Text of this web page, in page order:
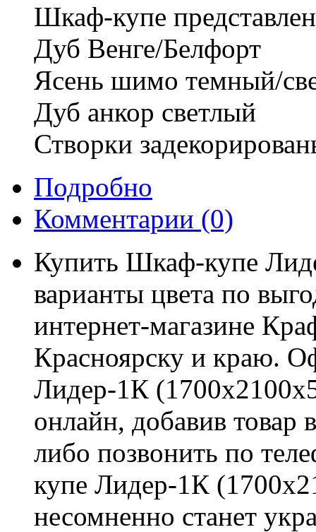
Шкаф-купе
Дуб Венге/Белфорт
Ясень шимо темный/
Дуб анкор светлый
Створки
Подробно
Комментарии (0)
Купить Шкаф-купе
варианты цвета по
интернет-магазине
Красноярску и краю.
Лидер-1К
онлайн, добавив товар
либо позвонить по
купе Лидер-1К
несомненно станет